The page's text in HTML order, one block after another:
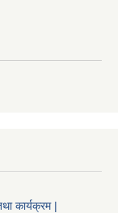
कार्यक्रम |